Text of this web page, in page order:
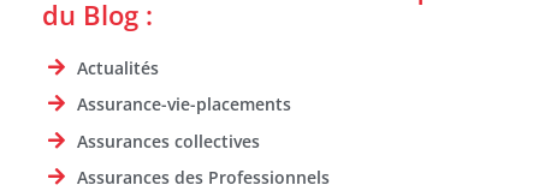
du Blog :
Actualités
Assurance-vie-placements
Assurances collectives
Assurances des Professionnels